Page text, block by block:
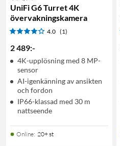
UniFi G6 Turret 4K
övervakningskamera
4.0 (1)
2 489:-
4K-upplösning med 8 MP-
sensor
AI-igenkänning av ansikten
och fordon
IP66-klassad med 30 m
nattseende
Online: 20+ st